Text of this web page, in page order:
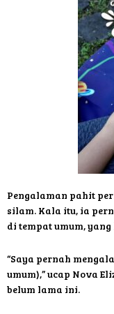
Pengalaman pahit
silam. Kala itu, ia
di tempat umum,
“Saya pernah
umum),” ucap Nova
belum lama ini.